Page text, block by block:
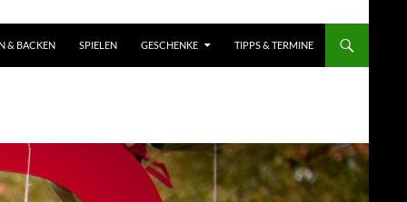
& BACKEN SPIELEN GESCHENKE TIPPS & TERMINE